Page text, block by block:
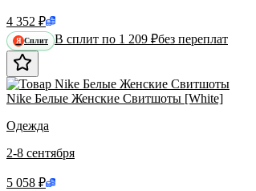
4 352 ₽
Я Сплит В сплит по 1 209 ₽без переплат
Nike Белые Женские Свитшоты [White]
Одежда
2-8 сентября
5 058 ₽